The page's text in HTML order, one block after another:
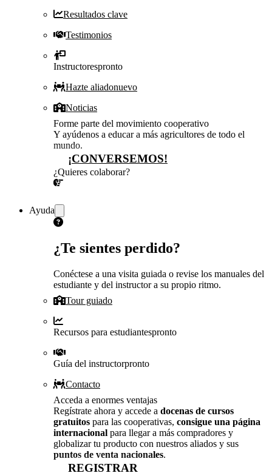
Resultados clave
Testimonios
Instructorespronto
Hazte aliadonuevo
Noticias
Forme parte del movimiento cooperativo
Y ayúdenos a educar a más agricultores de todo el
mundo.
¡CONVERSEMOS!
¿Quieres colaborar?
Ayuda
¿Te sientes perdido?
Conéctese a una visita guiada o revise los manuales del
estudiante y del instructor a su propio ritmo.
Tour guiado
Recursos para estudiantespronto
Guía del instructorpronto
Contacto
Acceda a enormes ventajas
Regístrate ahora y accede a docenas de cursos
gratuitos para las cooperativas, consigue una página
internacional para llegar a más compradores y
globalizar tu producto con nuestros aliados y sus
puntos de venta nacionales.
REGISTRAR